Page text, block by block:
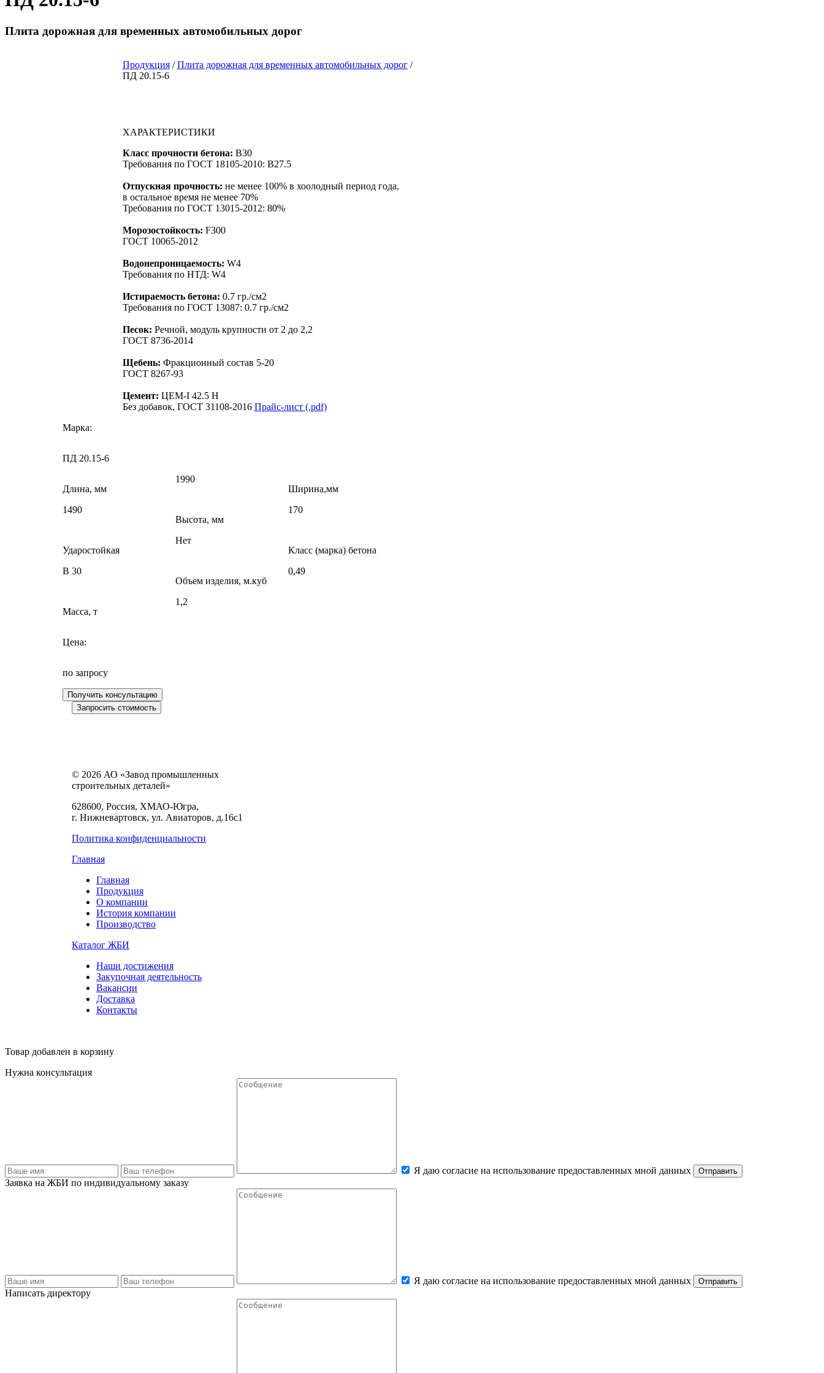
Плита дорожная для временных автомобильных дорог
Продукция/Плита дорожная для временных автомобильных дорог/
ПД 20.15-6
ХАРАКТЕРИСТИКИ
Класс прочности бетона: B30
Требования по ГОСТ 18105-2010: B27.5
Отпускная прочность: не менее 100% в хоолодный период года,
в остальное время не менее 70%
Требования по ГОСТ 13015-2012: 80%
Морозостойкость: F300
ГОСТ 10065-2012
Водонепроницаемость: W4
Требования по НТД: W4
Истираемость бетона: 0.7 гр./см2
Требования по ГОСТ 13087: 0.7 гр./см2
Песок: Речной, модуль крупности от 2 до 2,2
ГОСТ 8736-2014
Щебень: Фракционный состав 5-20
ГОСТ 8267-93
Цемент: ЦЕМ-I 42.5 Н
Без добавок, ГОСТ 31108-2016 Прайс-лист (.pdf)
Марка:
ПД 20.15-6
Длина, мм
1990
Ширина,мм
1490
Высота, мм
170
Ударостойкая
Нет
Класс (марка) бетона
В 30
Объем изделия, м.куб
0,49
Масса, т
1,2
Цена:
по запросу
© 2026 АО «Завод промышленных
строительных деталей»
628600, Россия, ХМАО-Югра,
г. Нижневартовск, ул. Авиаторов, д.16с1
Политика конфиденциальности
Главная
Главная
Продукция
О компании
История компании
Производство
Каталог ЖБИ
Наши достижения
Закупочная деятельность
Вакансии
Доставка
Контакты
Товар добавлен в корзину
Нужна консультация
Я даю согласие на использование предоставленных мной данных
Заявка на ЖБИ по индивидуальному заказу
Я даю согласие на использование предоставленных мной данных
Написать директору